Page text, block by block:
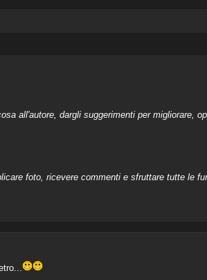
all'autore, dargli suggerimenti per migliorare,
foto, ricevere commenti e sfruttare tutte le